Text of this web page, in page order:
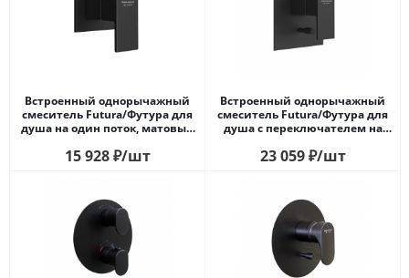
Встроенный однорычажный
смеситель Futura/Футура для
душа на один поток, матовый
15 928₽/шт
Встроенный однорычажный
смеситель Futura/Футура для
душа с переключателем на
23 059₽/шт